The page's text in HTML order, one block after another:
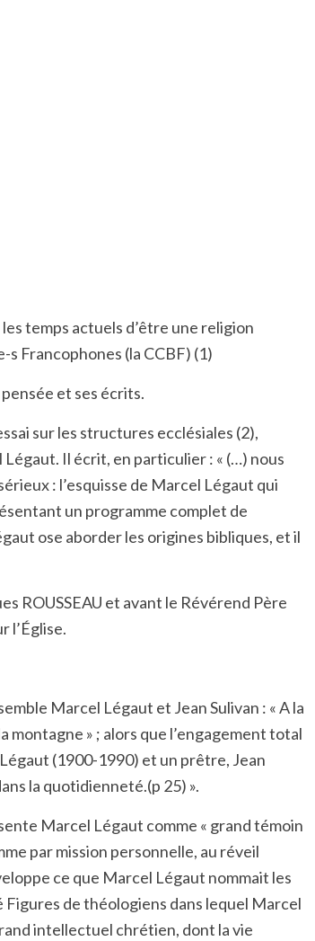
temps actuels d’être une religion
Francophones (la CCBF) (1)
et ses écrits.
sur les structures ecclésiales (2),
Il écrit, en particulier : « (…) nous
: l’esquisse de Marcel Légaut qui
un programme complet de
ose aborder les origines bibliques, et il
ROUSSEAU et avant le Révérend Père
l’Église.
Marcel Légaut et Jean Sulivan : « A la
montagne » ; alors que l’engagement total
(1900-1990) et un prêtre, Jean
la quotidienneté.(p 25) ».
Marcel Légaut comme « grand témoin
par mission personnelle, au réveil
ce que Marcel Légaut nommait les
Figures de théologiens dans lequel Marcel
intellectuel chrétien, dont la vie